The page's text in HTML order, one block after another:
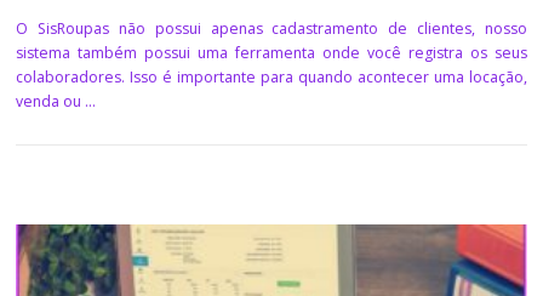
O SisRoupas não possui apenas cadastramento de clientes, nosso
sistema também possui uma ferramenta onde você registra os seus
colaboradores. Isso é importante para quando acontecer uma locação,
venda ou …